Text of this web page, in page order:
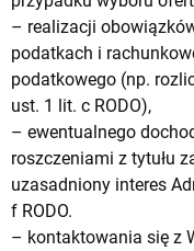
– realizacji
podatkach i
podatkowego (np.
ust. 1 lit. c RODO),
– ewentualnego
roszczeniami z tytułu
uzasadniony interes
f RODO.
– kontaktowania się z